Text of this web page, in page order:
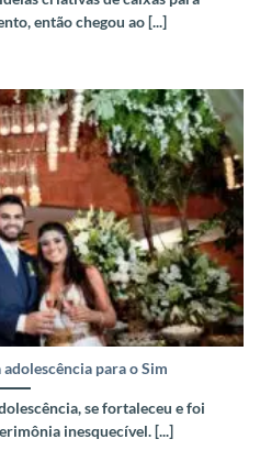
então chegou ao [...]
para o Sim
se fortaleceu e foi
inesquecível. [...]